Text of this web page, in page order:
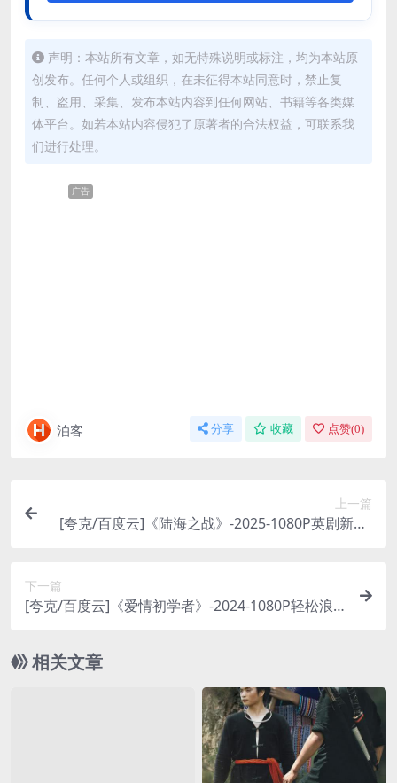
声明：本站所有文章，如无特殊说明或标注，均为本站原
创发布。任何个人或组织，在未征得本站同意时，禁止复
制、盗用、采集、发布本站内容到任何网站、书籍等各类媒
体平台。如若本站内容侵犯了原著者的合法权益，可联系我
们进行处理。
广告
泊客 分享 收藏 点赞(0)
上一篇
[夸克/百度云]《陆海之战》-2025-1080P英剧新番-
下一篇
[夸克/百度云]《爱情初学者》-2024-1080P轻松浪
相关文章